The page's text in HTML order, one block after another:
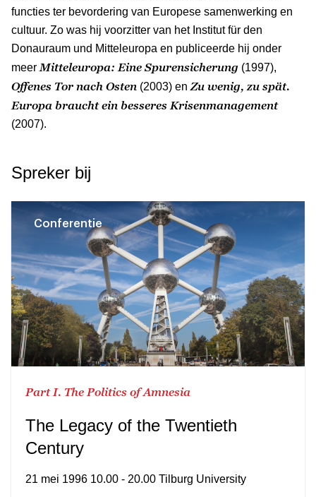
functies ter bevordering van Europese samenwerking en
cultuur. Zo was hij voorzitter van het Institut für den
Donauraum und Mitteleuropa en publiceerde hij onder
meer Mitteleuropa: Eine Spurensicherung (1997),
Offenes Tor nach Osten (2003) en Zu wenig, zu spät.
Europa braucht ein besseres Krisenmanagement
(2007).
Spreker bij
Conferentie
Part I. The Politics of Amnesia
The Legacy of the Twentieth
Century
21 mei 1996 10.00 - 20.00 Tilburg University